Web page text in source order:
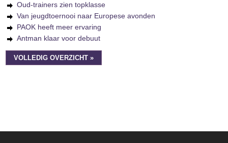
Oud-trainers zien topklasse
Van jeugdtoernooi naar Europese avonden
PAOK heeft meer ervaring
Antman klaar voor debuut
VOLLEDIG OVERZICHT »